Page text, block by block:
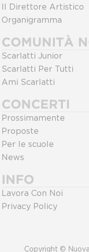
Il Direttore Artistico
Organigramma
COMUNITÀ
Scarlatti Junior
Scarlatti Per Tutti
Ami Scarlatti
CONCERTI
Prossimamente
Proposte
Per le scuole
News
INFO
Lavora Con Noi
Privacy Policy
Copyright ©